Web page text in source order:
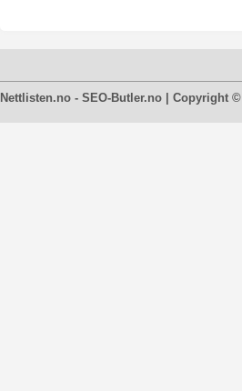
Nettlisten.no - SEO-Butler.no | Copyright ©